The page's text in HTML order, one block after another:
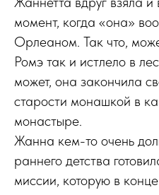
момент, когда «она»
Орлеаном. Так что,
Ромэ так и истлело в
может, она закончила
старости монашкой в
монастыре.
Жанна кем-то очень
раннего детства
миссии, которую в